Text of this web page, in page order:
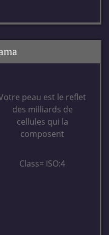
peau est le reflet
des milliards de
cellules qui la
composent
Class= ISO:4